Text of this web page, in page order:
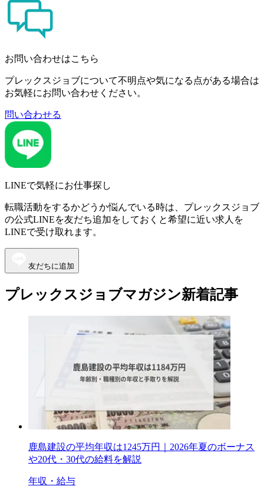
お問い合わせはこちら
プレックスジョブについて不明点や気になる点がある場合は
お気軽にお問い合わせください。
問い合わせる
LINEで気軽にお仕事探し
転職活動をするかどうか悩んでいる時は、プレックスジョブ
の公式LINEを友だち追加をしておくと希望に近い求人を
LINEで受け取れます。
友だちに追加
プレックスジョブマガジン新着記事
鹿島建設の平均年収は1245万円｜2026年夏のボーナス
や20代・30代の給料を解説
年収・給与